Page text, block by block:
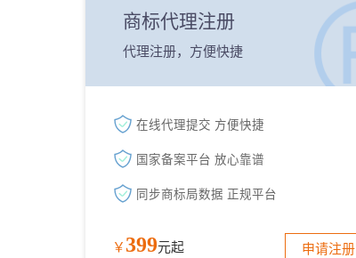
商标代理注册
代理注册，方便快捷
在线代理提交 方便快捷
国家备案平台 放心靠谱
同步商标局数据 正规平台
￥ 399元起 申请注册